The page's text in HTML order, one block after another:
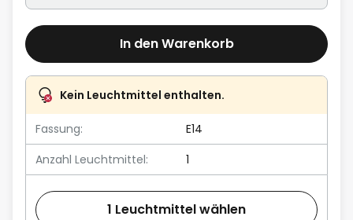
In den Warenkorb
Kein Leuchtmittel enthalten.
Fassung:
E14
Anzahl Leuchtmittel:
1
1 Leuchtmittel wählen